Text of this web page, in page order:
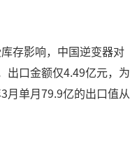
存影响，中国逆变器对
出口金额仅4.49亿元，为
月单月79.9亿的出口值从